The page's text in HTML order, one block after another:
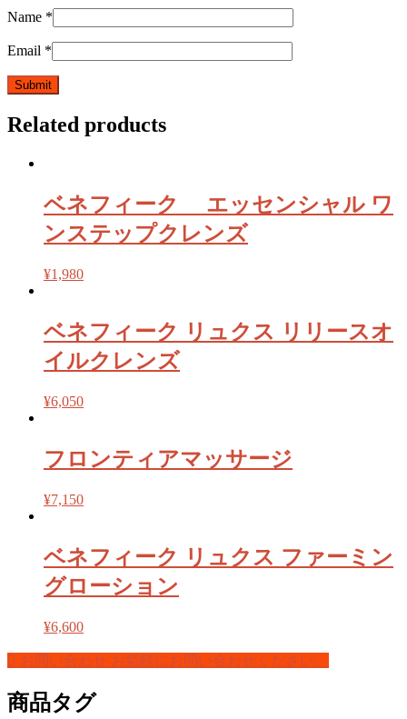
Name *
Email *
Related products
ベネフィーク エッセンシャル ワ
ンステップクレンズ
¥1,980
ベネフィーク リュクス リリースオ
イルクレンズ
¥6,050
フロンティアマッサージ
¥7,150
ベネフィーク リュクス ファーミン
グローション
¥6,600
お問い合わせ お気軽にお問い合わせください。
商品タグ